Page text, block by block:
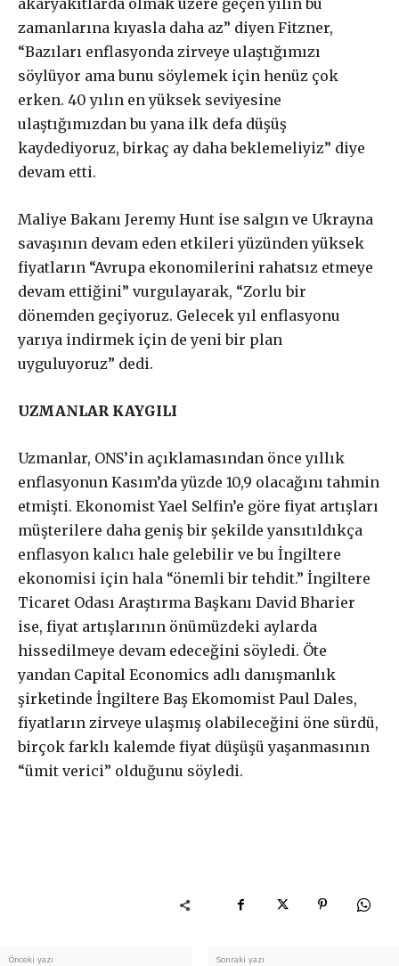
akaryakıtlarda olmak üzere geçen yılın bu
zamanlarına kıyasla daha az” diyen Fitzner,
“Bazıları enflasyonda zirveye ulaştığımızı
söylüyor ama bunu söylemek için henüz çok
erken. 40 yılın en yüksek seviyesine
ulaştığımızdan bu yana ilk defa düşüş
kaydediyoruz, birkaç ay daha beklemeliyiz” diye
devam etti.
Maliye Bakanı Jeremy Hunt ise salgın ve Ukrayna
savaşının devam eden etkileri yüzünden yüksek
fiyatların “Avrupa ekonomilerini rahatsız etmeye
devam ettiğini” vurgulayarak, “Zorlu bir
dönemden geçiyoruz. Gelecek yıl enflasyonu
yarıya indirmek için de yeni bir plan
uyguluyoruz” dedi.
UZMANLAR KAYGILI
Uzmanlar, ONS’in açıklamasından önce yıllık
enflasyonun Kasım’da yüzde 10,9 olacağını tahmin
etmişti. Ekonomist Yael Selfin’e göre fiyat artışları
müşterilere daha geniş bir şekilde yansıtıldıkça
enflasyon kalıcı hale gelebilir ve bu İngiltere
ekonomisi için hala “önemli bir tehdit.” İngiltere
Ticaret Odası Araştırma Başkanı David Bharier
ise, fiyat artışlarının önümüzdeki aylarda
hissedilmeye devam edeceğini söyledi. Öte
yandan Capital Economics adlı danışmanlık
şirketinde İngiltere Baş Ekomomist Paul Dales,
fiyatların zirveye ulaşmış olabileceğini öne sürdü,
birçok farklı kalemde fiyat düşüşü yaşanmasının
“ümit verici” olduğunu söyledi.
Önceki yazı Sonraki yazı